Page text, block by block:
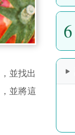
並找出
並將這
6